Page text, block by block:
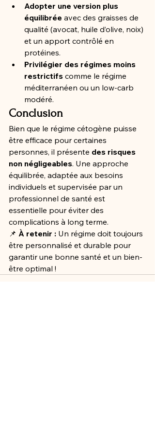
Adopter une version plus
équilibrée avec des graisses de
qualité (avocat, huile d’olive, noix)
et un apport contrôlé en
protéines.
Privilégier des régimes moins
restrictifs comme le régime
méditerranéen ou un low-carb
modéré.
Conclusion
Bien que le régime cétogène puisse
être efficace pour certaines
personnes, il présente des risques
non négligeables. Une approche
équilibrée, adaptée aux besoins
individuels et supervisée par un
professionnel de santé est
essentielle pour éviter des
complications à long terme.
📌 À retenir : Un régime doit toujours
être personnalisé et durable pour
garantir une bonne santé et un bien-
être optimal !